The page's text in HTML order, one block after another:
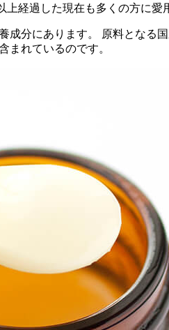
経過した現在も多くの方に愛
成分にあります。 原料となる
まれているのです。